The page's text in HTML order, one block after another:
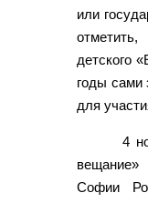
или
детского
годы сами
для
4
Софии